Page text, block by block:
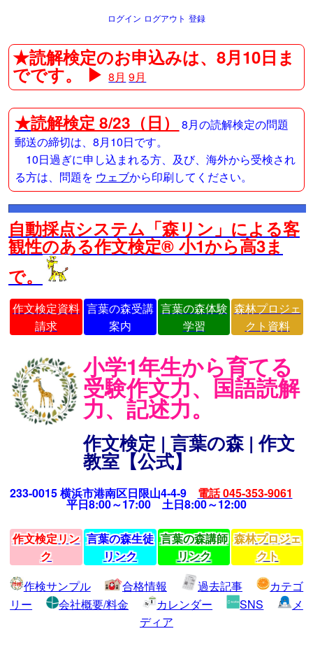
ログイン ログアウト 登録
★読解検定のお申込みは、8月10日ま
でです。 ▶8月 9月
★読解検定 8/23（日）
8月の読解検定の問題
郵送の締切は、8月10日です。
10日過ぎに申し込まれる方、及び、海外から受検され
る方は、問題を ウェブから印刷してください。
自動採点システム「森リン」による客
観性のある作文検定® 小1から高3ま
で。
作文検定資料
請求
言葉の森受講
案内
言葉の森体験
学習
森林プロジェ
クト資料
小学1年生から育てる
受験作文力、国語読解
力、記述力。
作文検定 | 言葉の森 | 作文
教室【公式】
233-0015 横浜市港南区日限山4-4-9 電話 045-353-9061
平日8:00～17:00 土日8:00～12:00
作文検定リン
ク
言葉の森生徒
リンク
言葉の森講師
リンク
森林プロジェ
クト
作検サンプル
合格情報 過去記事
カテゴ
リー
会社概要/料金 カレンダー SNS
メ
ディア